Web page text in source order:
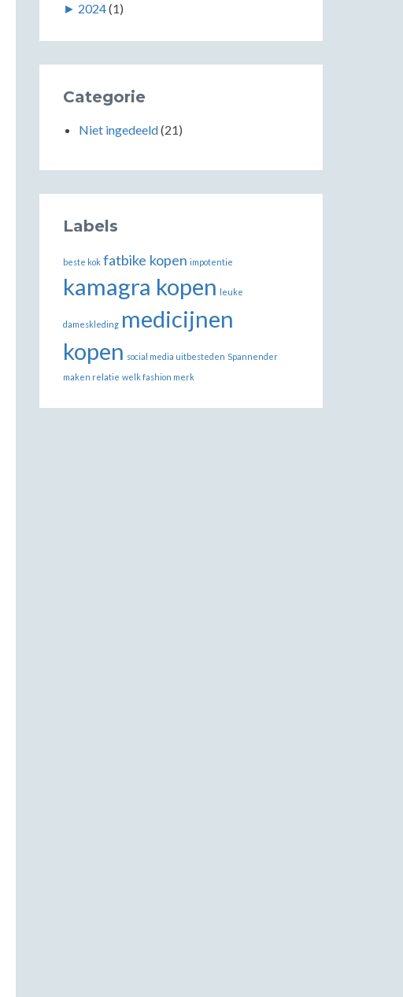
► 2024(1)
Categorie
Niet ingedeeld(21)
Labels
beste kok fatbike kopen impotentie
kamagra kopen leuke
dameskleding medicijnen
kopen social media uitbesteden Spannender
maken relatie welk fashion merk